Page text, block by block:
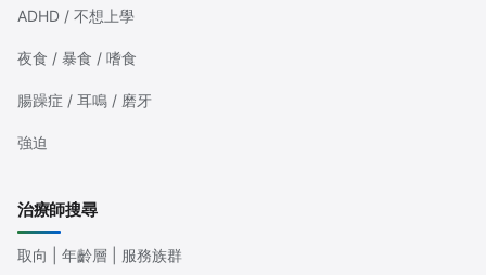
ADHD / 不想上學
夜食 / 暴食 / 嗜食
腸躁症 / 耳鳴 / 磨牙
強迫
治療師搜尋
取向 | 年齡層 | 服務族群